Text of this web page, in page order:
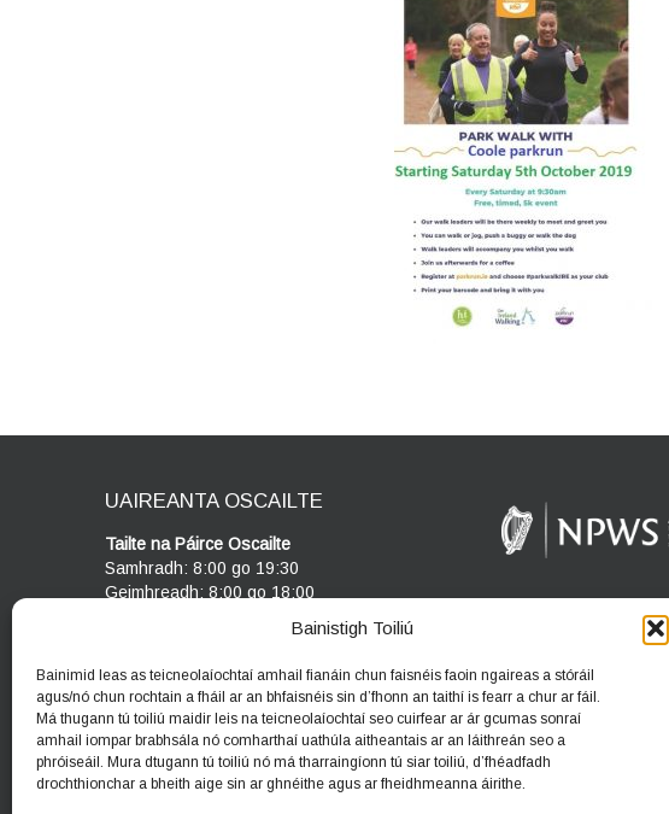
Bainistigh Toiliú
Bainimid leas as teicneolaíochtaí amhail fianáin chun faisnéis faoin ngaireas a stóráil
agus/nó chun rochtain a fháil ar an bhfaisnéis sin d’fhonn an taithí is fearr a chur ar fáil.
Má thugann tú toiliú maidir leis na teicneolaíochtaí seo cuirfear ar ár gcumas sonraí
amhail iompar brabhsála nó comharthaí uathúla aitheantais ar an láithreán seo a
phróiseáil. Mura dtugann tú toiliú nó má tharraingíonn tú siar toiliú, d’fhéadfadh
drochthionchar a bheith aige sin ar ghnéithe agus ar fheidhmeanna áirithe.
UAIREANTA OSCAILTE
Tailte na Páirce Oscailte
Samhradh: 8:00 go 19:30
Geimhreadh: 8:00 go 18:00
10am - 5pm